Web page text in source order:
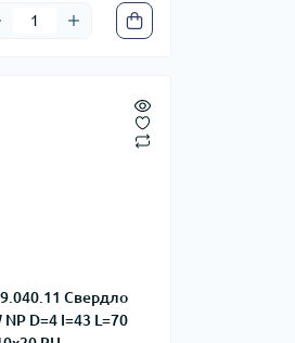
Свердло
NP D=4 I=43 L=70